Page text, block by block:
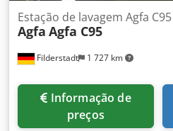
Filderstadt 1 727 km
Estação de lavagem Agfa C95
Agfa Agfa C95
preços